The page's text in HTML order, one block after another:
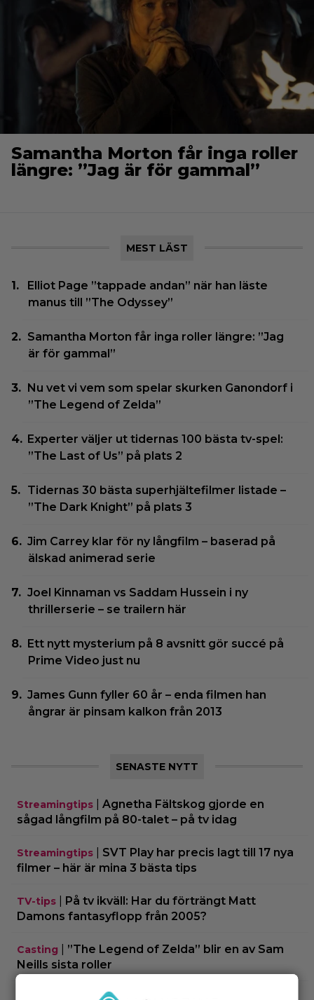
Samantha Morton får inga roller
längre: ”Jag är för gammal”
MEST LÄST
Elliot Page ”tappade andan” när han läste
manus till ”The Odyssey”
Samantha Morton får inga roller längre: ”Jag
är för gammal”
Nu vet vi vem som spelar skurken Ganondorf i
”The Legend of Zelda”
Experter väljer ut tidernas 100 bästa tv-spel:
”The Last of Us” på plats 2
Tidernas 30 bästa superhjältefilmer listade –
”The Dark Knight” på plats 3
Jim Carrey klar för ny långfilm – baserad på
älskad animerad serie
Joel Kinnaman vs Saddam Hussein i ny
thrillerserie – se trailern här
Ett nytt mysterium på 8 avsnitt gör succé på
Prime Video just nu
James Gunn fyller 60 år – enda filmen han
ångrar är pinsam kalkon från 2013
SENASTE NYTT
Streamingtips
Agnetha Fältskog gjorde en
sågad långfilm på 80-talet – på tv idag
Streamingtips
SVT Play har precis lagt till 17 nya
filmer – här är mina 3 bästa tips
TV-tips
På tv ikväll: Har du förträngt Matt
Damons fantasyflopp från 2005?
Casting
”The Legend of Zelda” blir en av Sam
Neills sista roller